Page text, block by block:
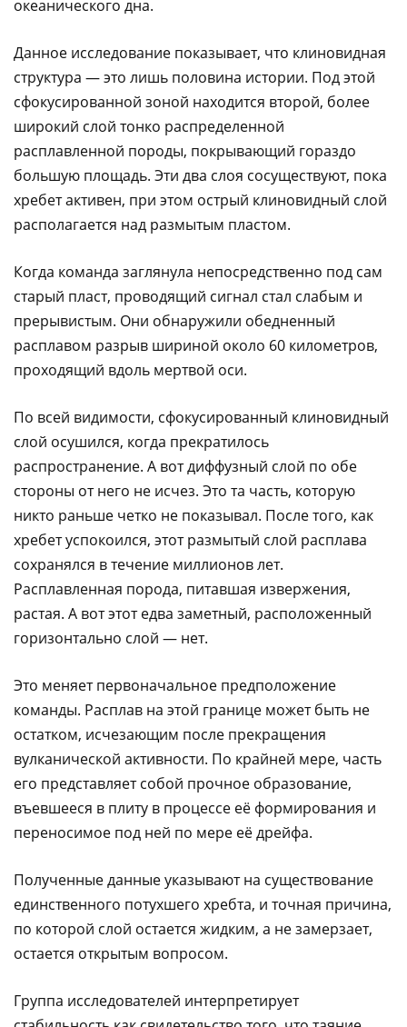
океанического дна.
Данное исследование показывает, что клиновидная
структура — это лишь половина истории. Под этой
сфокусированной зоной находится второй, более
широкий слой тонко распределенной
расплавленной породы, покрывающий гораздо
большую площадь. Эти два слоя сосуществуют, пока
хребет активен, при этом острый клиновидный слой
располагается над размытым пластом.
Когда команда заглянула непосредственно под сам
старый пласт, проводящий сигнал стал слабым и
прерывистым. Они обнаружили обедненный
расплавом разрыв шириной около 60 километров,
проходящий вдоль мертвой оси.
По всей видимости, сфокусированный клиновидный
слой осушился, когда прекратилось
распространение. А вот диффузный слой по обе
стороны от него не исчез. Это та часть, которую
никто раньше четко не показывал. После того, как
хребет успокоился, этот размытый слой расплава
сохранялся в течение миллионов лет.
Расплавленная порода, питавшая извержения,
растая. А вот этот едва заметный, расположенный
горизонтально слой — нет.
Это меняет первоначальное предположение
команды. Расплав на этой границе может быть не
остатком, исчезающим после прекращения
вулканической активности. По крайней мере, часть
его представляет собой прочное образование,
въевшееся в плиту в процессе её формирования и
переносимое под ней по мере её дрейфа.
Полученные данные указывают на существование
единственного потухшего хребта, и точная причина,
по которой слой остается жидким, а не замерзает,
остается открытым вопросом.
Группа исследователей интерпретирует